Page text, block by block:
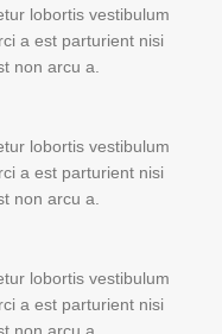
lobortis vestibulum
a est parturient nisi
non arcu a.
lobortis vestibulum
a est parturient nisi
non arcu a.
lobortis vestibulum
a est parturient nisi